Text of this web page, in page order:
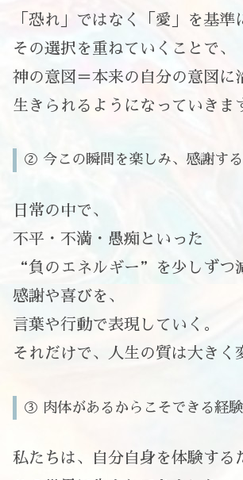
「恐れ」ではなく「愛」を基準
その選択を重ねていくことで、
神の意図＝本来の自分の意図に
生きられるようになっていきま
② 今この瞬間を楽しみ、感謝する
日常の中で、
不平・不満・愚痴といった
“負のエネルギー”を少しずつ
感謝や喜びを、
言葉や行動で表現していく。
それだけで、人生の質は大きく
③ 肉体があるからこそできる経
私たちは、自分自身を体験する